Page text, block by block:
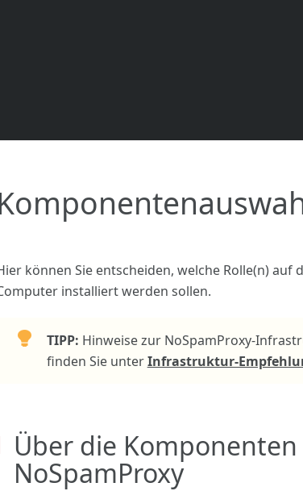
können Sie entscheiden, welche Rolle(n) auf
installiert werden sollen.
TIPP: Hinweise zur NoSpamProxy-
finden Sie unterInfrastruktur-
Über die Komponenten
NoSpamProxy